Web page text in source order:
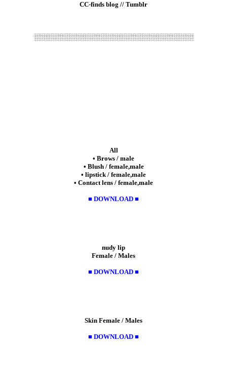
CC-finds blog // Tumblr
░░░░░░░░░░░░░░░░░░░░░░░░░░░░░░░░░░░
All
• Brows / male
• Blush / female,male
• lipstick / female,male
• Contact lens / female,male
■ DOWNLOAD ■
nudy lip
Female / Males
■ DOWNLOAD ■
Skin Female / Males
■ DOWNLOAD ■